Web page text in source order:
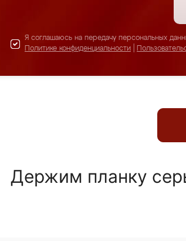
Я соглашаюсь на передачу персональных
Политике конфиденциальности
Держим планку